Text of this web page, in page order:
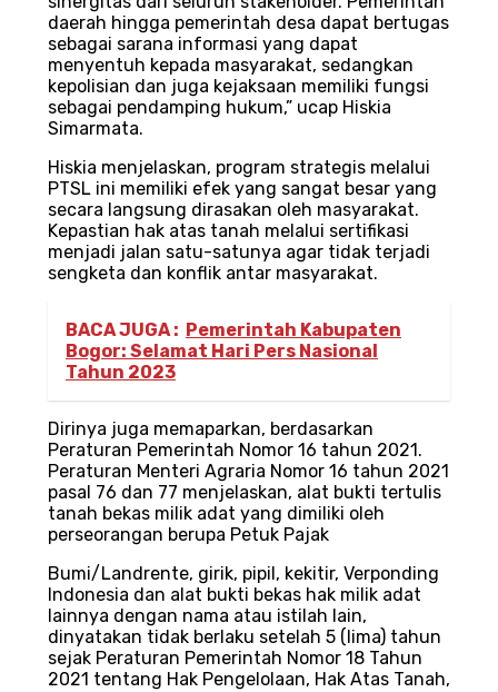
daerah hingga pemerintah desa dapat bertugas
sebagai sarana informasi yang dapat
menyentuh kepada masyarakat, sedangkan
kepolisian dan juga kejaksaan memiliki fungsi
sebagai pendamping hukum,” ucap Hiskia
Simarmata.
Hiskia menjelaskan, program strategis melalui
PTSL ini memiliki efek yang sangat besar yang
secara langsung dirasakan oleh masyarakat.
Kepastian hak atas tanah melalui sertifikasi
menjadi jalan satu-satunya agar tidak terjadi
sengketa dan konflik antar masyarakat.
BACA JUGA : Pemerintah Kabupaten
Bogor: Selamat Hari Pers Nasional
Tahun 2023
Dirinya juga memaparkan, berdasarkan
Peraturan Pemerintah Nomor 16 tahun 2021.
Peraturan Menteri Agraria Nomor 16 tahun 2021
pasal 76 dan 77 menjelaskan, alat bukti tertulis
tanah bekas milik adat yang dimiliki oleh
perseorangan berupa Petuk Pajak
Bumi/Landrente, girik, pipil, kekitir, Verponding
Indonesia dan alat bukti bekas hak milik adat
lainnya dengan nama atau istilah lain,
dinyatakan tidak berlaku setelah 5 (lima) tahun
sejak Peraturan Pemerintah Nomor 18 Tahun
2021 tentang Hak Pengelolaan, Hak Atas Tanah,